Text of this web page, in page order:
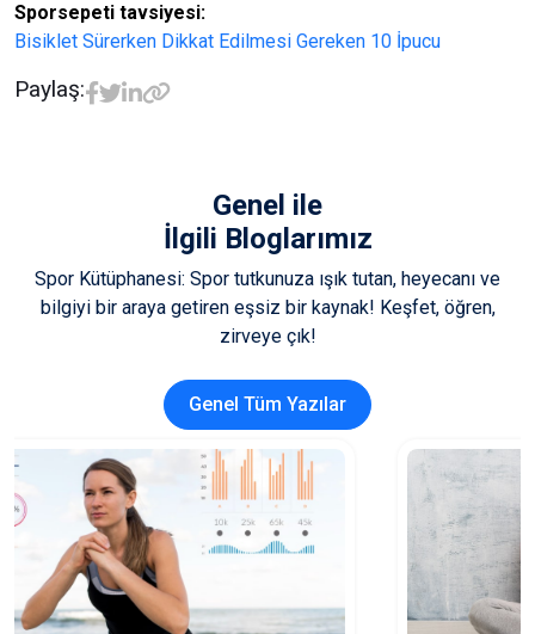
Sporsepeti tavsiyesi:
Bisiklet Sürerken Dikkat Edilmesi Gereken 10 İpucu
Paylaş:
Genel ile
İlgili Bloglarımız
Spor Kütüphanesi: Spor tutkunuza ışık tutan, heyecanı ve
bilgiyi bir araya getiren eşsiz bir kaynak! Keşfet, öğren,
zirveye çık!
Genel Tüm Yazılar